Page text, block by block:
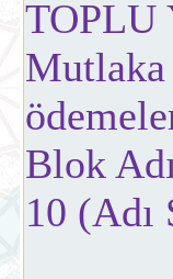
TOPLU
Mutlaka
Blok
10 (Adı